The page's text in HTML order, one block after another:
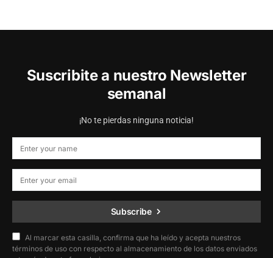
Suscribite a nuestro Newsletter
semanal
¡No te pierdas ninguna noticia!
Subscribe
Al marcar esta casilla, confirma que ha leído y acepta nuestros
términos de uso con respecto al almacenamiento de los datos enviados